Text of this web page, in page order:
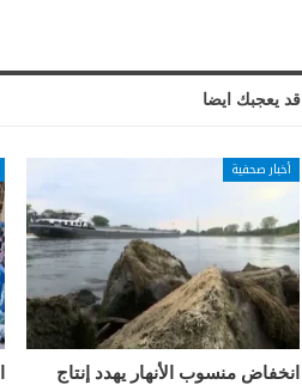
قد يعجبك ايضا
أخبار صحفية
انخفاض منسوب الأنهار يهدد إنتاج